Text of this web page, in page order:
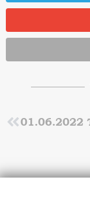
Zurück